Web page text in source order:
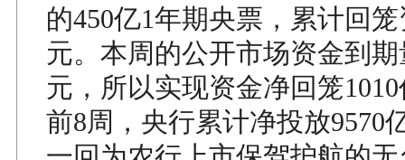
的450亿1年期央票，累计回
元。本周的公开市场资金到期
元，所以实现资金净回笼
前8周，央行累计净投放9570